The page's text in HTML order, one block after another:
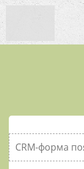
CRM-форма